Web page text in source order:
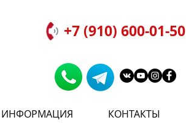
+7 (910) 600-01-50
ИНФОРМАЦИЯ КОНТАКТЫ